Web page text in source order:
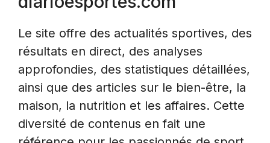
Le site offre des actualités sportives, des
résultats en direct, des analyses
approfondies, des statistiques détaillées,
ainsi que des articles sur le bien-être, la
maison, la nutrition et les affaires. Cette
diversité de contenus en fait une